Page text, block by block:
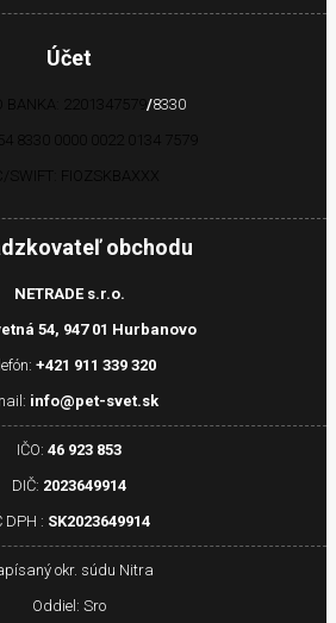
Účet
BANKA: 2201347579/8330
8330 0000 0022 0134 7579
SWIFT: FIOZSKBAXXX
obchodu
NETRADE s.r.o.
54, 947 01 Hurbanovo
+421 911 339 320
info@pet-svet.sk
IČO: 46 923 853
DIČ: 2023649914
DPH : SK2023649914
okr. súdu Nitra
Oddiel: Sro